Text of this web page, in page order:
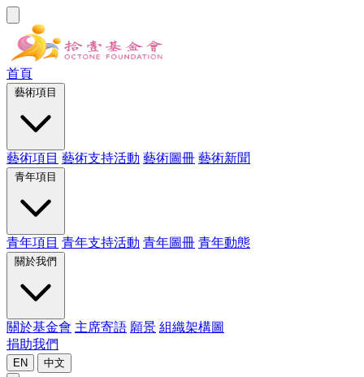
首頁
藝術項目 藝術支持活動 藝術圖冊 藝術新聞
青年項目 青年支持活動 青年圖冊 青年動態
關於基金會 主席寄語 願景 組織架構圖
捐助我們
EN 中文